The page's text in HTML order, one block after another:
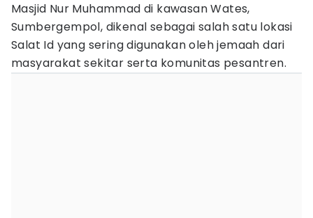
Masjid Nur Muhammad di kawasan Wates,
Sumbergempol, dikenal sebagai salah satu lokasi
Salat Id yang sering digunakan oleh jemaah dari
masyarakat sekitar serta komunitas pesantren.